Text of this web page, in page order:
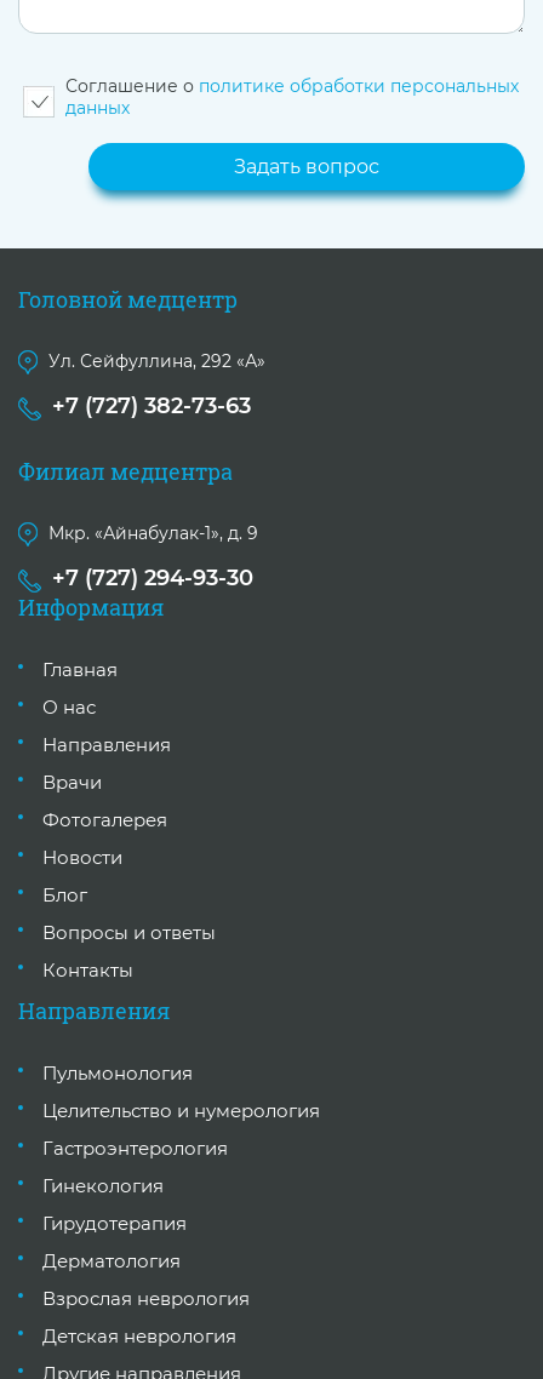
Соглашение о политике обработки персональных
данных
Головной медцентр
Ул. Сейфуллина, 292 «А»
+7 (727) 382-73-63
Филиал медцентра
Мкр. «Айнабулак-1», д. 9
+7 (727) 294-93-30
Информация
Главная
О нас
Направления
Врачи
Фотогалерея
Новости
Блог
Вопросы и ответы
Контакты
Направления
Пульмонология
Целительство и нумерология
Гастроэнтерология
Гинекология
Гирудотерапия
Дерматология
Взрослая неврология
Детская неврология
Другие направления